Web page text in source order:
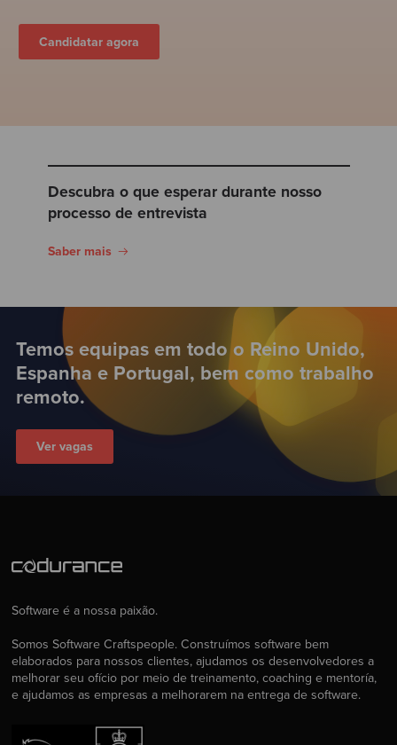
Candidatar agora
Descubra o que esperar durante nosso
processo de entrevista
Saber mais
Temos equipas em todo o Reino Unido,
Espanha e Portugal, bem como trabalho
remoto.
Ver vagas
Software é a nossa paixão.
Somos Software Craftspeople. Construímos software bem
elaborados para nossos clientes, ajudamos os desenvolvedores a
melhorar seu ofício por meio de treinamento, coaching e mentoría,
e ajudamos as empresas a melhorarem na entrega de software.